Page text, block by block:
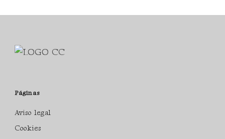
Páginas
Aviso legal
Cookies